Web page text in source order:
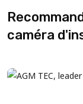
caméra